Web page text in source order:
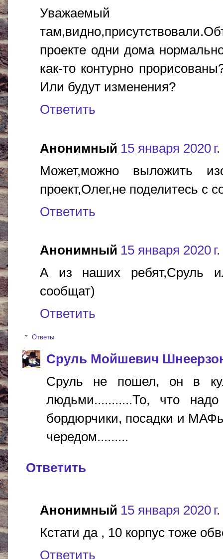
проекте одни дома
как-то контурно
Или будут изменения?
Ответить
Анонимный 15 января 2020
Может,можно выложить
проект,Олег,не поделитесь с
Ответить
Анонимный 15 января 2020
А из наших ребят,Сруль
сообщат)
Ответить
Ответы
Сруль Мойшевич
Сруль не пошел, он в
людьми...........То, что
бордюрчики, посадки и
чередом.........
Ответить
Анонимный 15 января 2020
Кстати да , 10 корпус тоже
Ответить